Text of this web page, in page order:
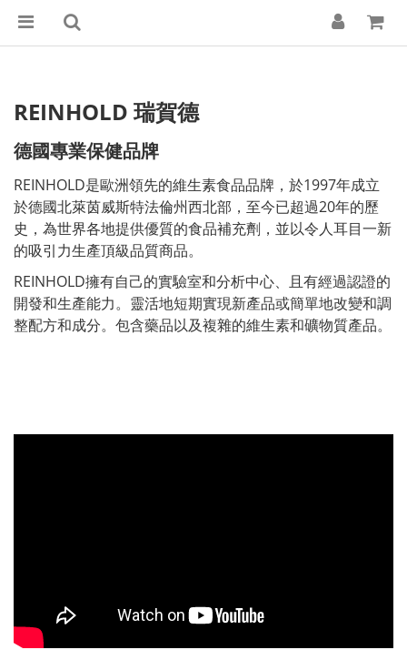
REINHOLD 瑞賀德
德國專業保健品牌
REINHOLD是歐洲領先的維生素食品品牌，於1997年成立
於德國北萊茵威斯特法倫州西北部，至今已超過20年的歷
史，為世界各地提供優質的食品補充劑，並以令人耳目一新
的吸引力生產頂級品質商品。
REINHOLD擁有自己的實驗室和分析中心、且有經過認證的
開發和生產能力。靈活地短期實現新產品或簡單地改變和調
整配方和成分。包含藥品以及複雜的維生素和礦物質產品。